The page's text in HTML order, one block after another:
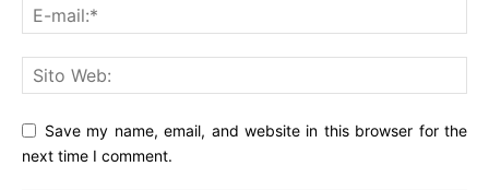
Save my name, email, and website in this browser for the
next time I comment.